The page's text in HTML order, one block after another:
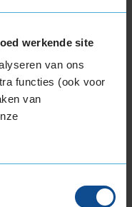
werkende site
van ons
functies (ook voor
van